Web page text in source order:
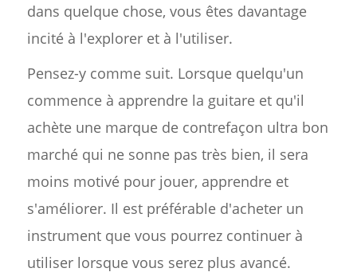
dans quelque chose, vous êtes davantage
incité à l'explorer et à l'utiliser.
Pensez-y comme suit. Lorsque quelqu'un
commence à apprendre la guitare et qu'il
achète une marque de contrefaçon ultra bon
marché qui ne sonne pas très bien, il sera
moins motivé pour jouer, apprendre et
s'améliorer. Il est préférable d'acheter un
instrument que vous pourrez continuer à
utiliser lorsque vous serez plus avancé.